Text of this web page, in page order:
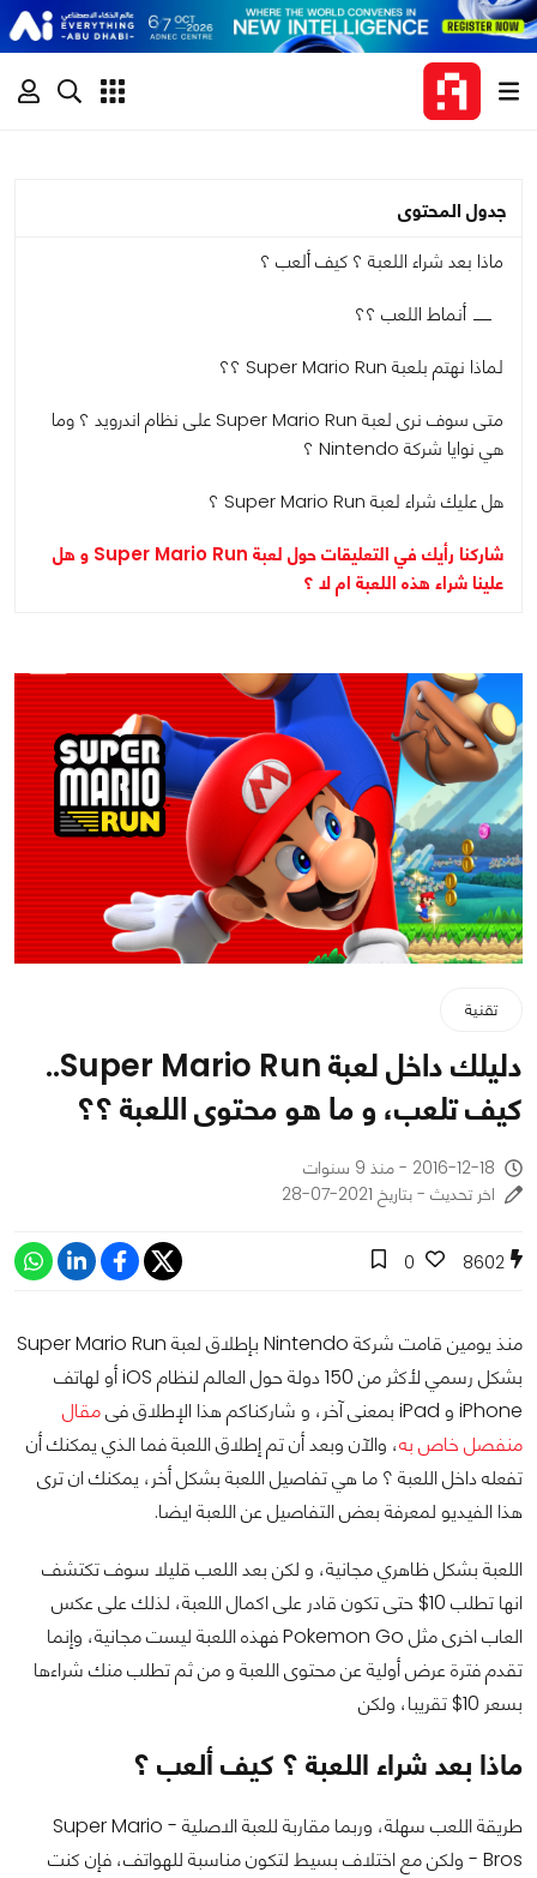
جدول المحتوى
ماذا بعد شراء اللعبة ؟ كيف ألعب ؟
أنماط اللعب ؟؟
لماذا نهتم بلعبة Super Mario Run ؟؟
متى سوف نرى لعبة Super Mario Run على نظام اندرويد ؟ وما
هي نوايا شركة Nintendo ؟
هل عليك شراء لعبة Super Mario Run ؟
شاركنا رأيك في التعليقات حول لعبة Super Mario Run و هل
علينا شراء هذه اللعبة ام لا ؟
تقنية
دليلك داخل لعبة Super Mario Run..
كيف تلعب، و ما هو محتوى اللعبة ؟؟
2016-12-18 - منذ 9 سنوات
اخر تحديث - بتاريخ 2021-07-28
8602
0
منذ يومين قامت شركة Nintendo بإطلاق لعبة Super Mario Run
بشكل رسمي لأكثر من 150 دولة حول العالم لنظام iOS أو لهاتف
iPhone و iPad بمعنى آخر، و شاركناكم هذا الإطلاق فى
مقال
منفصل خاص به، والآن وبعد أن تم إطلاق اللعبة فما الذي يمكنك أن
تفعله داخل اللعبة ؟ ما هي تفاصيل اللعبة بشكل أخر، يمكنك ان ترى
هذا الفيديو لمعرفة بعض التفاصيل عن اللعبة ايضا.
اللعبة بشكل ظاهري مجانية، و لكن بعد اللعب قليلا سوف تكتشف
انها تطلب 10$ حتى تكون قادر على اكمال اللعبة، لذلك على عكس
العاب اخرى مثل Pokemon Go فهذه اللعبة ليست مجانية، وإنما
تقدم فترة عرض أولية عن محتوى اللعبة و من ثم تطلب منك شراءها
بسعر 10$ تقريبا، ولكن
ماذا بعد شراء اللعبة ؟ كيف ألعب ؟
طريقة اللعب سهلة، وربما مقاربة للعبة الاصلية - Super Mario
Bros - ولكن مع اختلاف بسيط لتكون مناسبة للهواتف، فإن كنت